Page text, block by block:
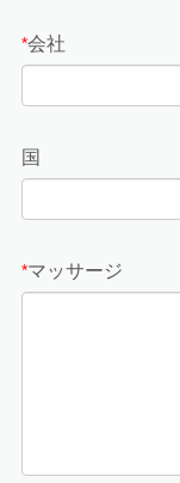
*会社
国
*マッサージ